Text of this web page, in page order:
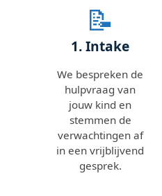
📝
1. Intake
We bespreken de
hulpvraag van
jouw kind en
stemmen de
verwachtingen af
in een vrijblijvend
gesprek.